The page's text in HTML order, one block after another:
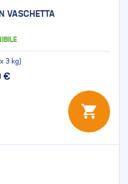
VASCHETTA
3 kg)
€